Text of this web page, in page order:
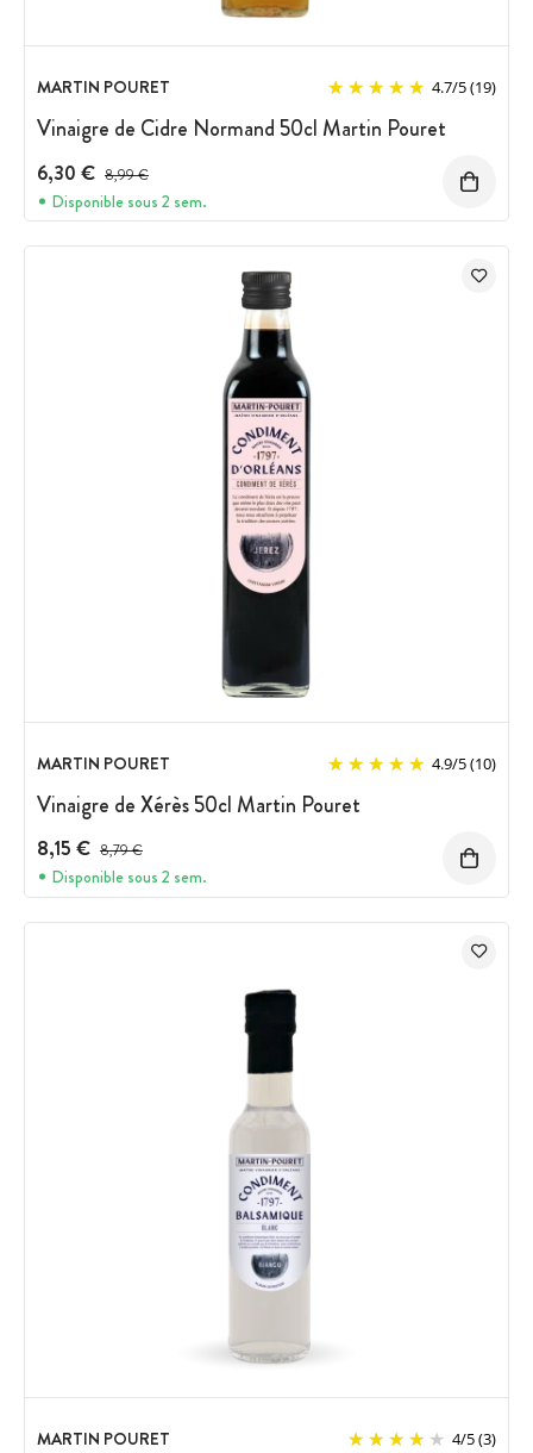
MARTIN POURET 4.7/5(19)
Vinaigre de Cidre Normand 50cl Martin Pouret
6,30 € Prix avant réduction :
8,99 €
Disponible sous 2 sem.
MARTIN POURET 4.9/5(10)
Vinaigre de Xérès 50cl Martin Pouret
8,15 € Prix avant réduction :
8,79 €
Disponible sous 2 sem.
MARTIN POURET 4/5(3)